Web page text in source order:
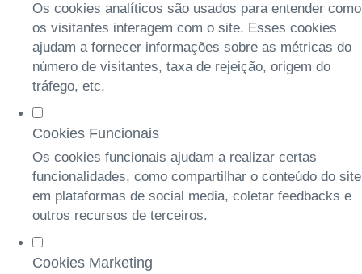
Os cookies analíticos são usados para entender como
os visitantes interagem com o site. Esses cookies
ajudam a fornecer informações sobre as métricas do
número de visitantes, taxa de rejeição, origem do
tráfego, etc.
Cookies Funcionais
Os cookies funcionais ajudam a realizar certas
funcionalidades, como compartilhar o conteúdo do site
em plataformas de social media, coletar feedbacks e
outros recursos de terceiros.
Cookies Marketing